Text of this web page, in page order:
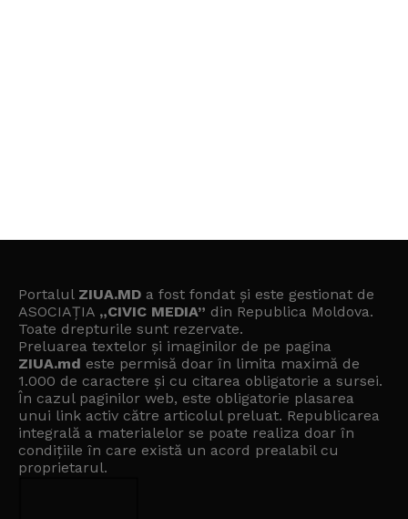
Portalul ZIUA.MD a fost fondat și este gestionat de
ASOCIAȚIA „CIVIC MEDIA” din Republica Moldova.
Toate drepturile sunt rezervate.
Preluarea textelor și imaginilor de pe pagina
ZIUA.md este permisă doar în limita maximă de
1.000 de caractere și cu citarea obligatorie a sursei.
În cazul paginilor web, este obligatorie plasarea
unui link activ către articolul preluat. Republicarea
integrală a materialelor se poate realiza doar în
condițiile în care există un acord prealabil cu
proprietarul.